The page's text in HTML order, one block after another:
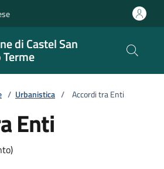
di Castel San
/ Urbanistica / Accordi tra Enti
Enti